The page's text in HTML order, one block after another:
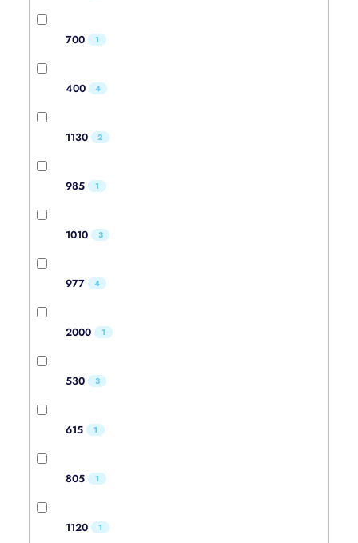
700 1
400 4
1130 2
985 1
1010 3
977 4
2000 1
530 3
615 1
805 1
1120 1